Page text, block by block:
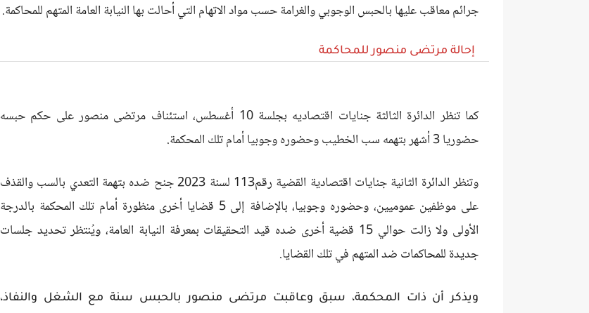
جرائم معاقب عليها بالحبس الوجوبي والغرامة حسب مواد الاتهام التي أحالت بها النيابة العامة المتهم للمحاكمة.
إحالة مرتضى منصور للمحاكمة
كما تنظر الدائرة الثالثة جنايات اقتصاديه بجلسة 10 أغسطس، استئناف مرتضى منصور على حكم حبسه
حضوريا 3 أشهر بتهمه سب الخطيب وحضوره وجوبيا أمام تلك المحكمة.
وتنظر الدائرة الثانية جنايات اقتصادية القضية رقم113 لسنة 2023 جنح ضده بتهمة التعدي بالسب والقذف
على موظفين عموميين، وحضوره وجوبيا، بالإضافة إلى 5 قضايا أخرى منظورة أمام تلك المحكمة بالدرجة
الأولى ولا زالت حوالي 15 قضية أخرى ضده قيد التحقيقات بمعرفة النيابة العامة، ويُنتظر تحديد جلسات
جديدة للمحاكمات ضد المتهم في تلك القضايا.
ويذكر أن ذات المحكمة، سبق وعاقبت مرتضى منصور بالحبس سنة مع الشغل والنفاذ،